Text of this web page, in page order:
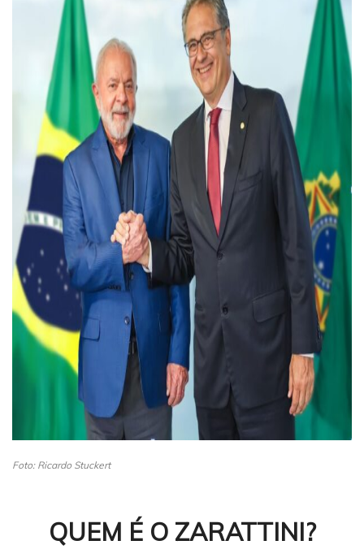
Foto: Ricardo Stuckert
QUEM É O ZARATTINI?